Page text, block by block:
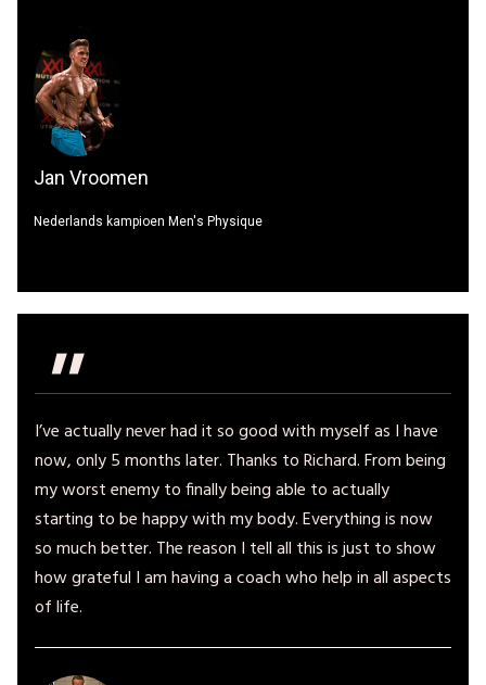
Jan Vroomen
Nederlands kampioen Men's Physique
"
I’ve actually never had it so good with myself as I have
now, only 5 months later. Thanks to Richard. From being
my worst enemy to finally being able to actually
starting to be happy with my body. Everything is now
so much better. The reason I tell all this is just to show
how grateful I am having a coach who help in all aspects
of life.